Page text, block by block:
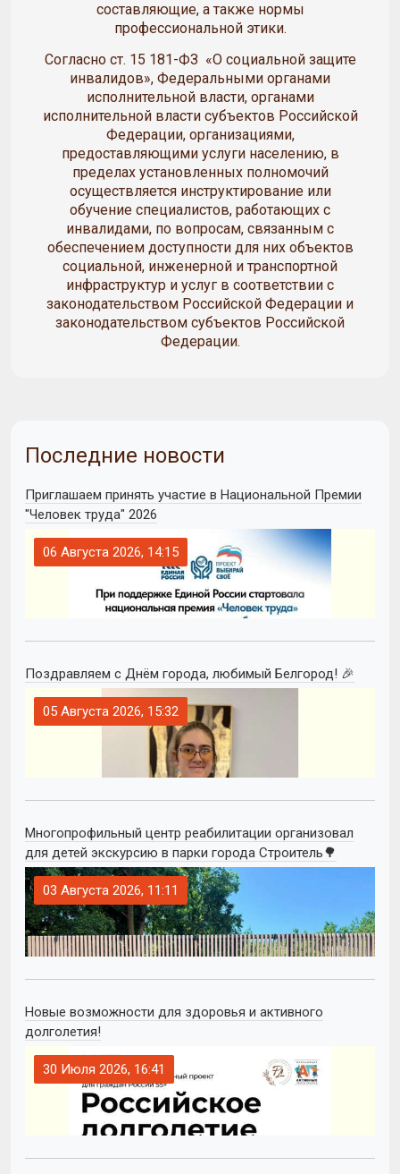
составляющие, а также нормы
профессиональной этики.
Согласно ст. 15 181-ФЗ «О социальной защите
инвалидов», Федеральными органами
исполнительной власти, органами
исполнительной власти субъектов Российской
Федерации, организациями,
предоставляющими услуги населению, в
пределах установленных полномочий
осуществляется инструктирование или
обучение специалистов, работающих с
инвалидами, по вопросам, связанным с
обеспечением доступности для них объектов
социальной, инженерной и транспортной
инфраструктур и услуг в соответствии с
законодательством Российской Федерации и
законодательством субъектов Российской
Федерации.
Последние новости
Приглашаем принять участие в Национальной Премии
"Человек труда" 2026
06 Августа 2026, 14:15
Поздравляем с Днём города, любимый Белгород! 🎉
05 Августа 2026, 15:32
Многопрофильный центр реабилитации организовал
для детей экскурсию в парки города Строитель🌳
03 Августа 2026, 11:11
Новые возможности для здоровья и активного
долголетия!
30 Июля 2026, 16:41